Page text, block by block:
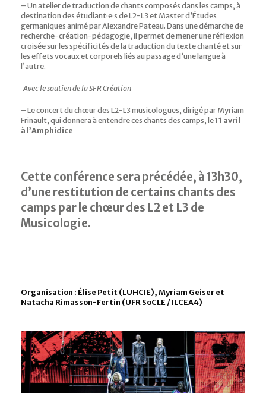
– Un atelier de traduction de chants composés dans les camps, à
destination des étudiant·e·s de L2-L3 et Master d’Études
germaniques animé par Alexandre Pateau. Dans une démarche de
recherche-création-pédagogie, il permet de mener une réflexion
croisée sur les spécificités de la traduction du texte chanté et sur
les effets vocaux et corporels liés au passage d’une langue à
l’autre.
Avec le soutien de la SFR Création
– Le concert du chœur des L2-L3 musicologues, dirigé par Myriam
Frinault, qui donnera à entendre ces chants des camps, le11 avril
à l’Amphidice
Cette conférence sera précédée, à 13h30,
d’une restitution de certains chants des
camps par le chœur des L2 et L3 de
Musicologie.
Organisation : Élise Petit (LUHCIE), Myriam Geiser et
Natacha Rimasson-Fertin (UFR SoCLE / ILCEA4)